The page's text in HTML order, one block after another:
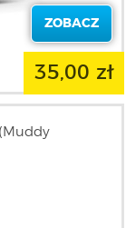
ZOBACZ
35,00 zł